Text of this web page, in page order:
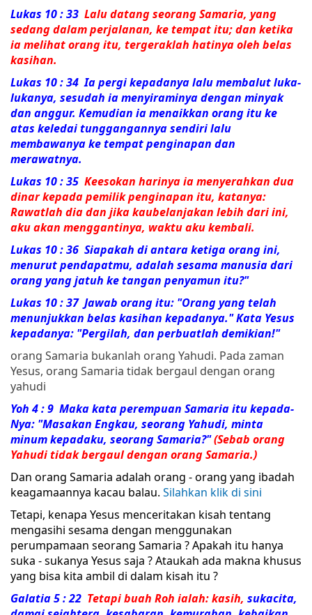
Lukas 10 : 33 Lalu datang seorang Samaria, yang
sedang dalam perjalanan, ke tempat itu; dan ketika
ia melihat orang itu, tergeraklah hatinya oleh belas
kasihan.
Lukas 10 : 34Ia pergi kepadanya lalu membalut luka-
lukanya, sesudah ia menyiraminya dengan minyak
dan anggur. Kemudian ia menaikkan orang itu ke
atas keledai tunggangannya sendiri lalu
membawanya ke tempat penginapan dan
merawatnya.
Lukas 10 : 35 Keesokan harinya ia menyerahkan dua
dinar kepada pemilik penginapan itu, katanya:
Rawatlah dia dan jika kaubelanjakan lebih dari ini,
aku akan menggantinya, waktu aku kembali.
Lukas 10 : 36 Siapakah di antara ketiga orang ini,
menurut pendapatmu, adalah sesama manusia dari
orang yang jatuh ke tangan penyamun itu?"
Lukas 10 : 37 Jawab orang itu: "Orang yang telah
menunjukkan belas kasihan kepadanya." Kata Yesus
kepadanya: "Pergilah, dan perbuatlah demikian!"
orang Samaria bukanlah orang Yahudi. Pada zaman
Yesus, orang Samaria tidak bergaul dengan orang
yahudi
Yoh 4 : 9 Maka kataperempuan Samariaitu kepada-
Nya: "Masakan Engkau, seorang Yahudi, minta
minum kepadaku, seorangSamaria?"(Sebab orang
Yahudi tidak bergaul dengan orangSamaria.)
Dan orang Samaria adalah orang - orang yang ibadah
keagamaannya kacau balau. Silahkan klik di sini
Tetapi, kenapa Yesus menceritakan kisah tentang
mengasihi sesama dengan menggunakan
perumpamaan seorang Samaria ? Apakah itu hanya
suka - sukanya Yesus saja ? Ataukah ada makna khusus
yang bisa kita ambil di dalam kisah itu ?
Galatia 5 : 22 Tetapibuah Roh ialah: kasih, sukacita,